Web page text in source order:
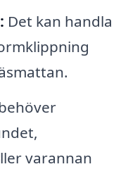
Det kan handla
varannan